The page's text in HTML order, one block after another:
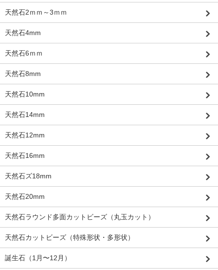
天然石2ｍｍ～3ｍｍ
天然石4mm
天然石6ｍｍ
天然石8mm
天然石10mm
天然石14mm
天然石12mm
天然石16mm
天然石ズ18mm
天然石20mm
天然石ラウンド多面カットビーズ（丸玉カット）
天然石カットビーズ（特殊形状・多形状）
誕生石（1月〜12月）